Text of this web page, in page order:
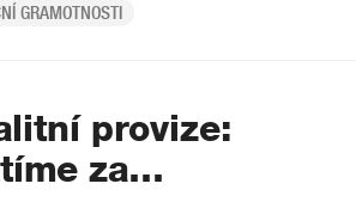
GRAMOTNOSTI
provize:
za…